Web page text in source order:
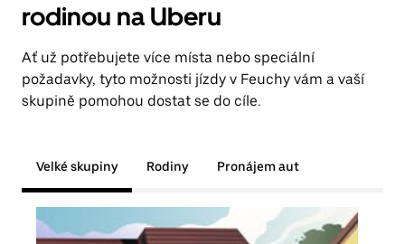
rodinou na Uberu
Ať už potřebujete více místa nebo speciální
požadavky, tyto možnosti jízdy v Feuchy vám a vaší
skupině pomohou dostat se do cíle.
Velké skupiny Rodiny Pronájem aut